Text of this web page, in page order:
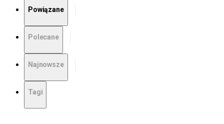
Powiązane
Polecane
Najnowsze
Tagi